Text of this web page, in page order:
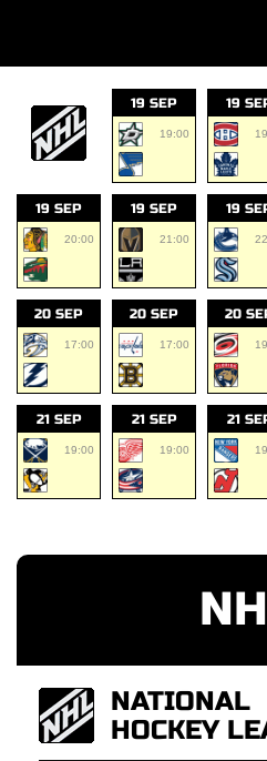
19 SEP
19:00
19
19 SEP
20:00
19 SEP
21:00
19
20 SEP
17:00
20 SEP
17:00
20
21 SEP
19:00
21 SEP
19:00
21
NATIONAL
HOCKEY